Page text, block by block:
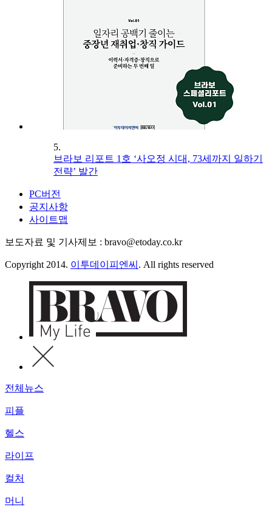
5.
브라보 리포트 1호 ‘사오정 시대, 73세까지 일하기
전략’ 발간
PC버전
공지사항
사이트맵
보도자료 및 기사제보 : bravo@etoday.co.kr
Copyright 2014. 이투데이피엔씨 . All rights reserved
전체뉴스
피플
헬스
라이프
컬처
머니